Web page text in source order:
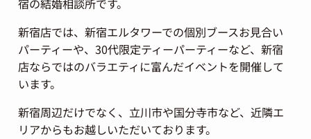
宿の結婚相談所です。
新宿店では、新宿エルタワーでの個別ブースお見合い
パーティーや、30代限定ティーパーティーなど、新宿
店ならではのバラエティに富んだイベントを開催して
います。
新宿周辺だけでなく、立川市や国分寺市など、近隣エ
リアからもお越しいただいております。